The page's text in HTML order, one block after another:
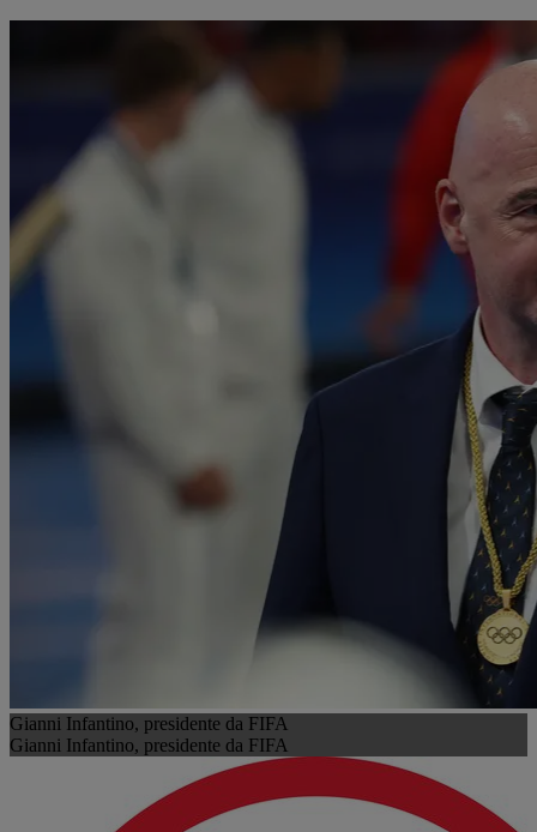
Gianni Infantino, presidente da FIFA
Gianni Infantino, presidente da FIFA